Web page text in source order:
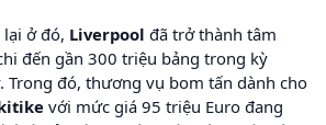
ở đó, Liverpool đã trở thành tâm
đến gần 300 triệu bảng trong kỳ
Trong đó, thương vụ bom tấn dành cho
với mức giá 95 triệu Euro đang